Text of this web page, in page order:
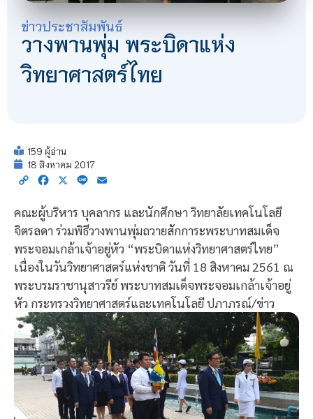
ข่าวประชาสัมพันธ์
วางพานพุ่ม พระบิดาแห่ง
วิทยาศาสตร์ไทย
159 ผู้อ่าน
18 สิงหาคม 2017
Copy Facebook
X Line
คณะผู้บริหาร บุคลากร และนักศึกษา วิทยาลัยเทคโนโลยี
จิตรลดา ร่วมพิธีวางพานพุ่มถวายสักการะพระบาทสมเด็จ
พระจอมเกล้าเจ้าอยู่หัว “พระบิดาแห่งวิทยาศาสตร์ไทย”
เนื่องในวันวิทยาศาสตร์แห่งชาติ วันที่ 18 สิงหาคม 2561 ณ
พระบรมราชานุสาวรีย์ พระบาทสมเด็จพระจอมเกล้าเจ้าอยู่
หัว กระทรวงวิทยาศาสตร์และเทคโนโลยี ปภาภรณ์/ข่าว